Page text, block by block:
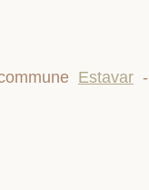
Estavar-